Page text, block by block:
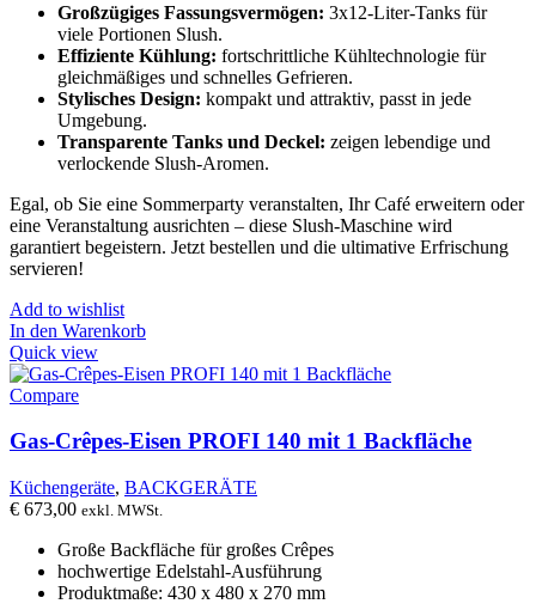
Großzügiges Fassungsvermögen: 3x12-Liter-Tanks für
viele Portionen Slush.
Effiziente Kühlung: fortschrittliche Kühltechnologie für
gleichmäßiges und schnelles Gefrieren.
Stylisches Design: kompakt und attraktiv, passt in jede
Umgebung.
Transparente Tanks und Deckel: zeigen lebendige und
verlockende Slush-Aromen.
Egal, ob Sie eine Sommerparty veranstalten, Ihr Café erweitern oder
eine Veranstaltung ausrichten – diese Slush-Maschine wird
garantiert begeistern. Jetzt bestellen und die ultimative Erfrischung
servieren!
Add to wishlist
In den Warenkorb
Quick view
Compare
Gas-Crêpes-Eisen PROFI 140 mit 1 Backfläche
Küchengeräte, BACKGERÄTE
€ 673,00 exkl. MWSt.
Große Backfläche für großes Crêpes
hochwertige Edelstahl-Ausführung
Produktmaße: 430 x 480 x 270 mm